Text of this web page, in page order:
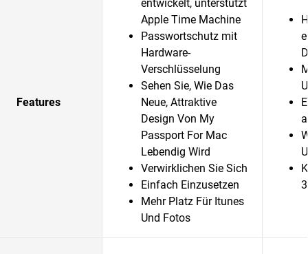
Features
entwickelt, unterstützt
Apple Time Machine
Passwortschutz mit
Hardware-
Verschlüsselung
Sehen Sie, Wie Das
Neue, Attraktive
Design Von My
Passport For Mac
Lebendig Wird
Verwirklichen Sie Sich
Einfach Einzusetzen
Mehr Platz Für Itunes
Und Fotos